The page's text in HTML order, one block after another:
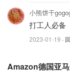
小熊饼干
打工人必备
2023-01-19 ·
Amazon德国亚